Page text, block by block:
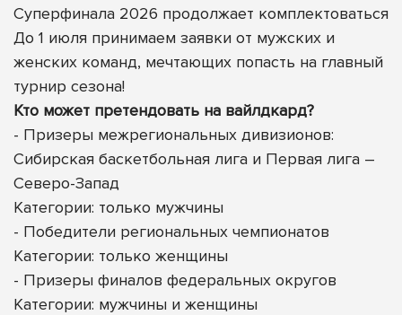
Суперфинала 2026 продолжает комплектоваться
До 1 июля принимаем заявки от мужских и
женских команд, мечтающих попасть на главный
турнир сезона!
Кто может претендовать на вайлдкард?
- Призеры межрегиональных дивизионов:
Сибирская баскетбольная лига и Первая лига –
Северо-Запад
Категории: только мужчины
- Победители региональных чемпионатов
Категории: только женщины
- Призеры финалов федеральных округов
Категории: мужчины и женщины